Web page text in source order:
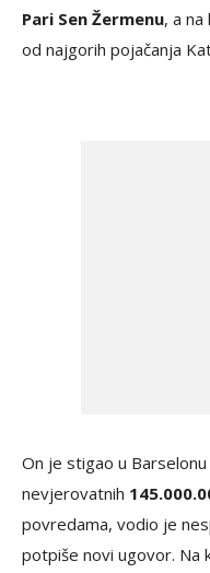
Pari Sen Žermenu, a
od najgorih pojačanja
On je stigao u
nevjerovatnih
povredama, vodio je
potpiše novi ugovor. Na